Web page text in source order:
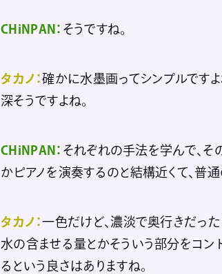
CHiNPAN： そうですね。
タカノ：確かに水墨画ってシンプルですよ
深そうですよね。
CHiNPAN： それぞれの手法を学んで、そ
かピアノを演奏するのと結構近くて、普
タカノ：一色だけど、濃淡で奥行きだった
水の含ませる量とかそういう部分をコン
るという良さはありますね。